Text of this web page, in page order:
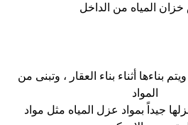
المياه من الداخل
بناءها أثناء بناء العقار ، وتبنى من
المواد
جيداً بمواد عزل المياه مثل مواد